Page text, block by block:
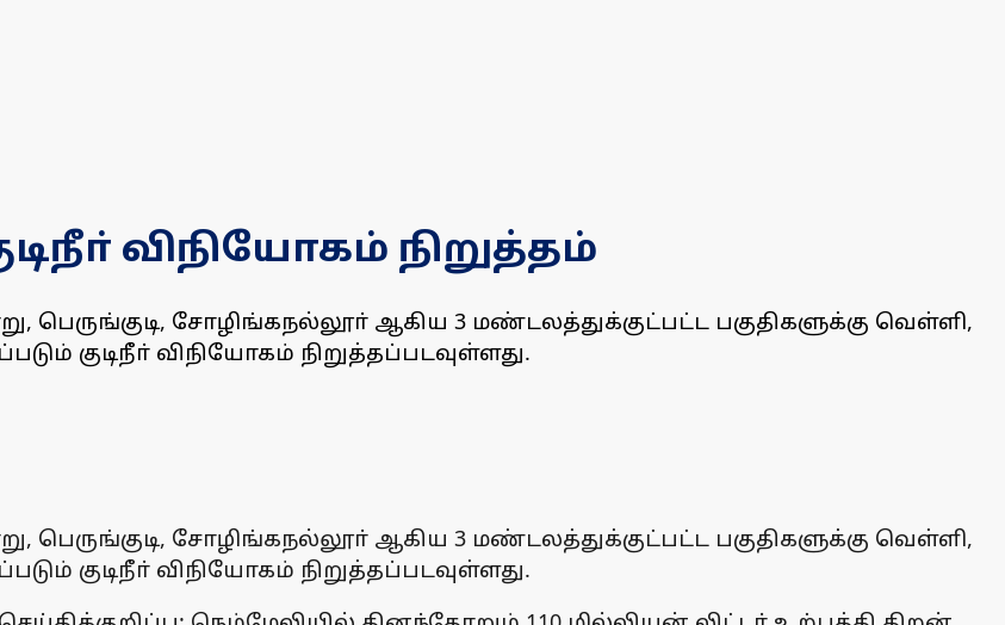
விநியோகம் நிறுத்தம்
சோழிங்கநல்லூா் ஆகிய 3 மண்டலத்துக்குட்பட்ட பகுதிகளுக்கு வெள்ளி,
குடிநீா் விநியோகம் நிறுத்தப்படவுள்ளது.
சோழிங்கநல்லூா் ஆகிய 3 மண்டலத்துக்குட்பட்ட பகுதிகளுக்கு வெள்ளி,
குடிநீா் விநியோகம் நிறுத்தப்படவுள்ளது.